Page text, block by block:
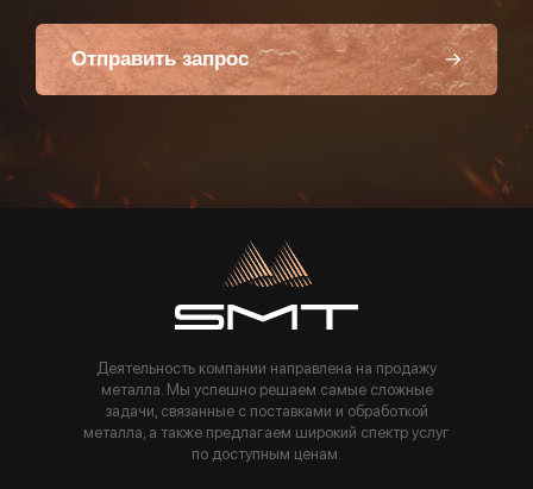
Отправить запрос
Пользуясь данной формой вы соглашаетесь с политикой компании
Деятельность компании направлена на продажу
металла. Мы успешно решаем самые сложные
задачи, связанные с поставками и обработкой
металла, а также предлагаем широкий спектр услуг
по доступным ценам.